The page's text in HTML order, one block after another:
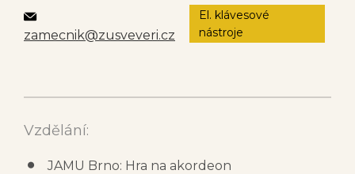
zamecnik@zusveveri.cz
El. klávesové
nástroje
Vzdělání:
JAMU Brno: Hra na akordeon